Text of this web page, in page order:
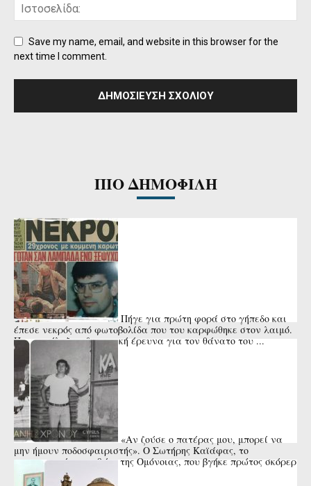
Save my name, email, and website in this browser for the
next time I comment.
ΠΙΟ ΔΗΜΟΦΙΛΗ
Πήγε για πρώτη φορά στο γήπεδο και
έπεσε νεκρός από φωτοβολίδα που του καρφώθηκε στον λαιμό.
Που κατέληξε η δικαστική έρευνα για τον θάνατο του ...
«Αν ζούσε ο πατέρας μου, μπορεί να
μην ήμουν ποδοσφαιριστής». Ο Σωτήρης Καϊάφας, το
αναντικατάστατο 9άρι της Ομόνοιας, που βγήκε πρώτος σκόρερ
της Ευρώπης και ...